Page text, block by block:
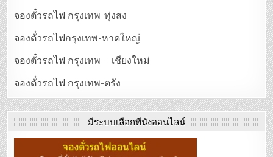
จองตั๋วรถไฟ กรุงเทพ-ทุ่งสง
จองตั๋วรถไฟกรุงเทพ-หาดใหญ่
จองตั๋วรถไฟ กรุงเทพ – เชียงใหม่
จองตั๋วรถไฟ กรุงเทพ-ตรัง
มีระบบเลือกที่นั่งออนไลน์